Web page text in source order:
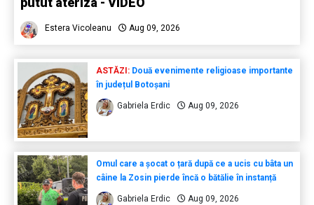
Estera Vicoleanu Aug 09, 2026
ASTĂZI:Două evenimente religioase importante
în județul Botoșani
Gabriela Erdic Aug 09, 2026
Omul care a șocat o țară după ce a ucis cu bâta un
câine la Zosin pierde încă o bătălie în instanță
Gabriela Erdic Aug 09, 2026